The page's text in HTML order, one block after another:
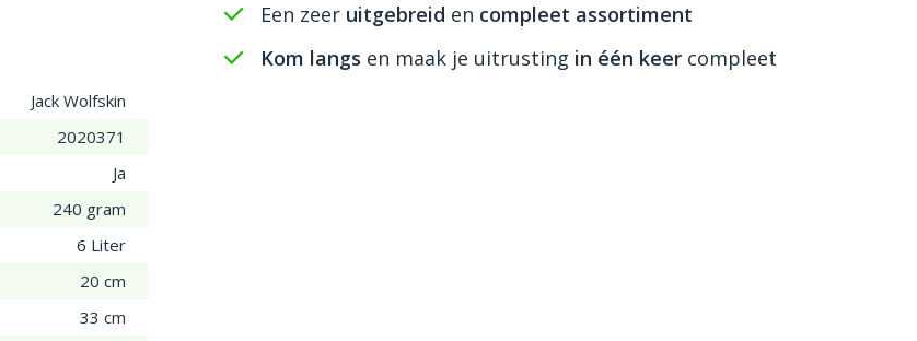
Jack Wolfskin
2020371
Ja
240 gram
6 Liter
20 cm
33 cm
Een zeer uitgebreid en compleet assortiment
Kom langs en maak je uitrusting in één keer compleet